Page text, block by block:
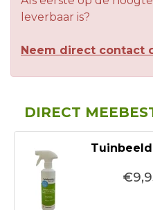
leverbaar is?
Neem direct contact
DIRECT